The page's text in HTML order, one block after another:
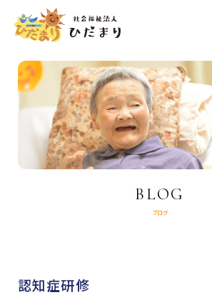
BLOG
ブログ
認知症研修